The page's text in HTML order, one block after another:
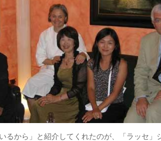
るから」と紹介してくれたのが、「ラッセ」